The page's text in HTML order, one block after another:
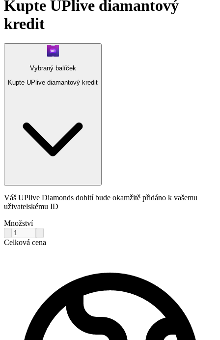
Kupte UPlive diamantový
kredit
Vybraný balíček
Kupte UPlive diamantový kredit
Váš UPlive Diamonds dobití bude okamžitě přidáno k vašemu
uživatelskému ID
Množství
Celková cena